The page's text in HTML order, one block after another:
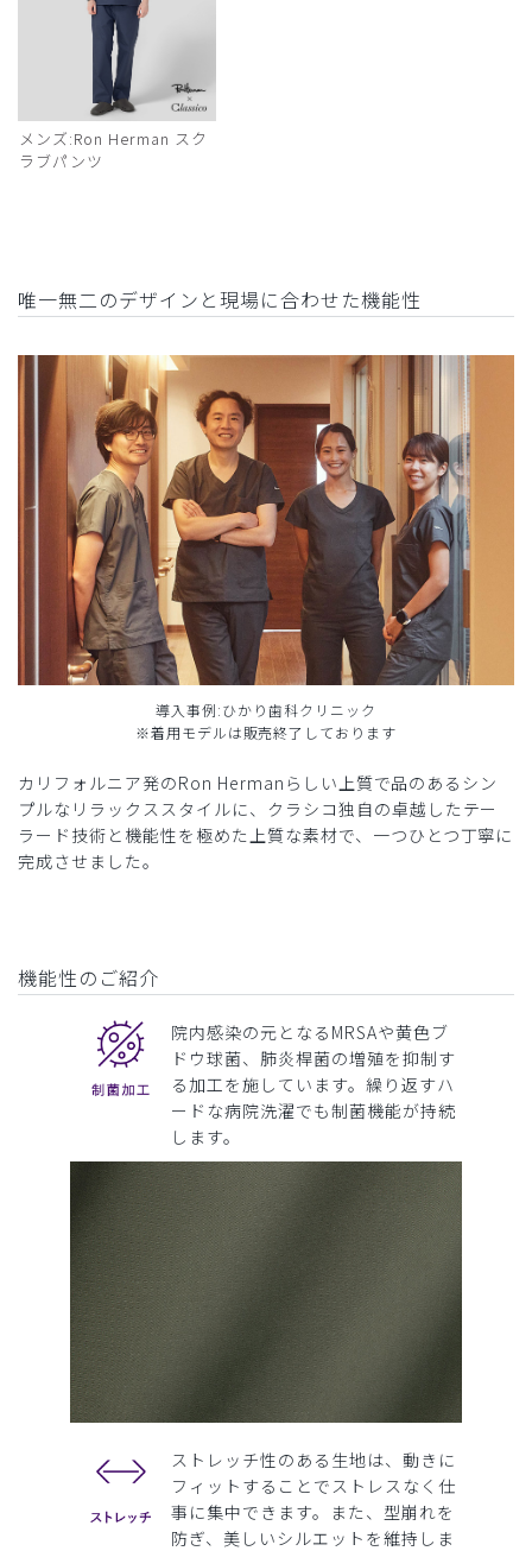
メンズ:Ron Herman スク
ラブパンツ
唯一無二のデザインと現場に合わせた機能性
導入事例:ひかり歯科クリニック
※着用モデルは販売終了しております
カリフォルニア発のRon Hermanらしい上質で品のあるシン
プルなリラックススタイルに、クラシコ独自の卓越したテー
ラード技術と機能性を極めた上質な素材で、一つひとつ丁寧に
完成させました。
機能性のご紹介
院内感染の元となるMRSAや黄色ブ
ドウ球菌、肺炎桿菌の増殖を抑制す
る加工を施しています。繰り返すハ
ードな病院洗濯でも制菌機能が持続
します。
ストレッチ性のある生地は、動きに
フィットすることでストレスなく仕
事に集中できます。また、型崩れを
防ぎ、美しいシルエットを維持しま